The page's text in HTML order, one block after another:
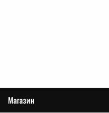
Магазин